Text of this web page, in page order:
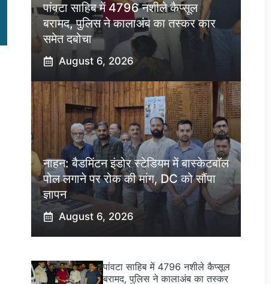
पांवटा साहिब में 4796 नशीले कैप्सूल
बरामद, पुलिस ने कालाअंब का तस्कर कार
समेत दबोचा
August 6, 2026
नाहन: बैडमिंटन इंडोर स्टेडियम में बास्केटबॉल
पोल लगाने पर रोक की मांग, DC को सौंपा
ज्ञापन
August 6, 2026
पांवटा साहिब में 4796 नशीले कैप्सूल
बरामद, पुलिस ने कालाअंब का तस्कर